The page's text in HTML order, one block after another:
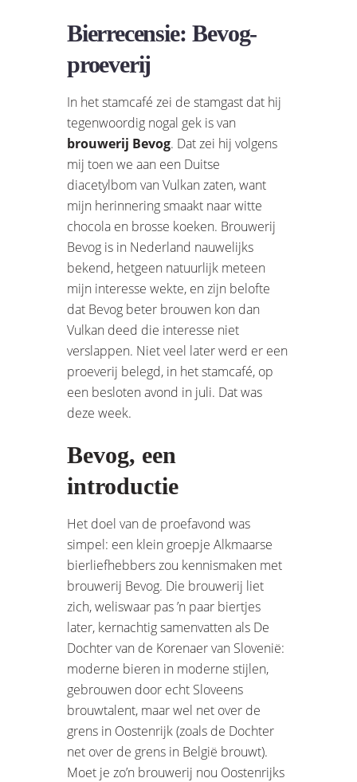
Bierrecensie: Bevog-
proeverij
In het stamcafé zei de stamgast dat hij
tegenwoordig nogal gek is van
brouwerij Bevog. Dat zei hij volgens
mij toen we aan een Duitse
diacetylbom van Vulkan zaten, want
mijn herinnering smaakt naar witte
chocola en brosse koeken. Brouwerij
Bevog is in Nederland nauwelijks
bekend, hetgeen natuurlijk meteen
mijn interesse wekte, en zijn belofte
dat Bevog beter brouwen kon dan
Vulkan deed die interesse niet
verslappen. Niet veel later werd er een
proeverij belegd, in het stamcafé, op
een besloten avond in juli. Dat was
deze week.
Bevog, een
introductie
Het doel van de proefavond was
simpel: een klein groepje Alkmaarse
bierliefhebbers zou kennismaken met
brouwerij Bevog. Die brouwerij liet
zich, weliswaar pas ’n paar biertjes
later, kernachtig samenvatten als De
Dochter van de Korenaer van Slovenië:
moderne bieren in moderne stijlen,
gebrouwen door echt Sloveens
brouwtalent, maar wel net over de
grens in Oostenrijk (zoals de Dochter
net over de grens in België brouwt).
Moet je zo’n brouwerij nou Oostenrijks